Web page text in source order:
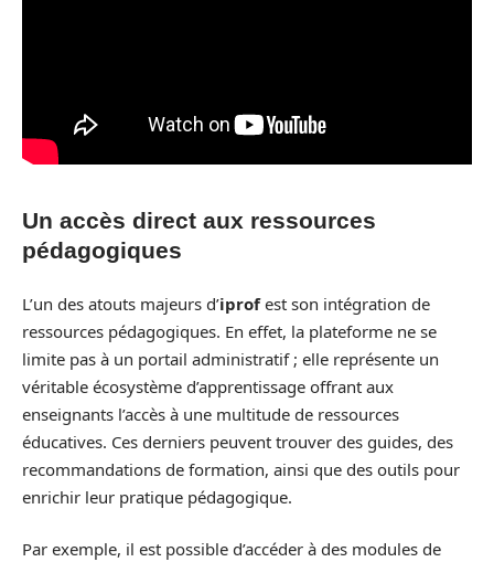
Un accès direct aux ressources
pédagogiques
L’un des atouts majeurs d’iprofest son intégration de
ressources pédagogiques. En effet, la plateforme ne se
limite pas à un portail administratif ; elle représente un
véritable écosystème d’apprentissage offrant aux
enseignants l’accès à une multitude de ressources
éducatives. Ces derniers peuvent trouver des guides, des
recommandations de formation, ainsi que des outils pour
enrichir leur pratique pédagogique.
Par exemple, il est possible d’accéder à des modules de